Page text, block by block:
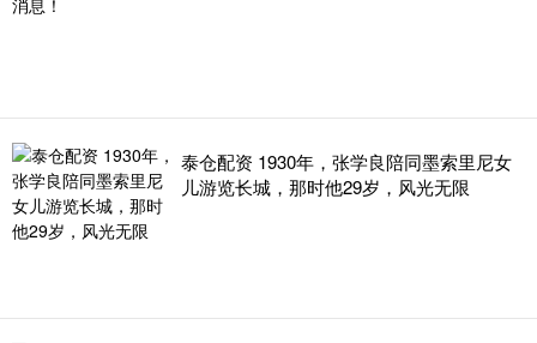
泰仓配资 1930年，张学良陪同墨索里尼女
儿游览长城，那时他29岁，风光无限